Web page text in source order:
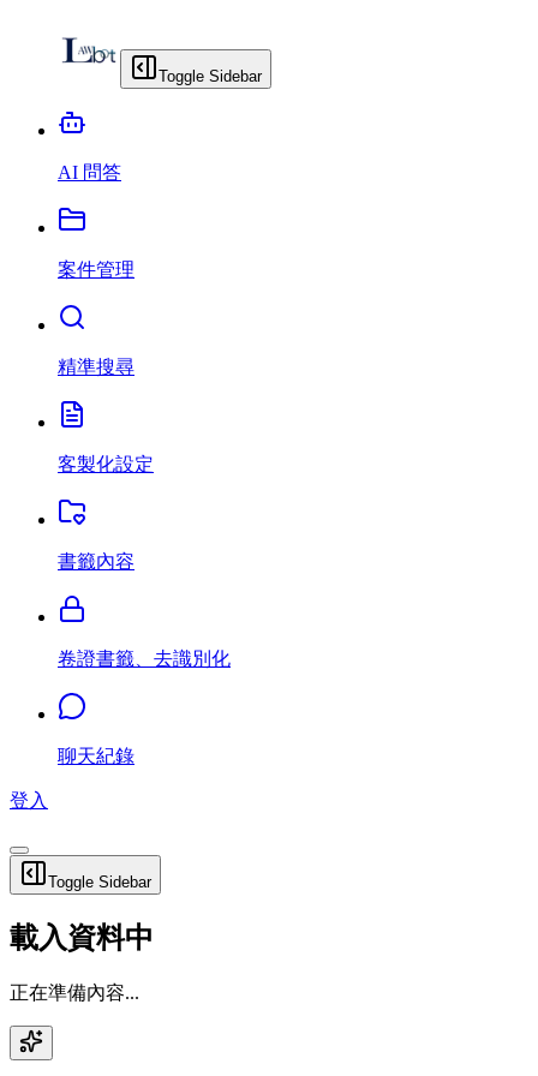
Toggle Sidebar
AI 問答
案件管理
精準搜尋
客製化設定
書籤內容
卷證書籤、去識別化
聊天紀錄
登入
Toggle Sidebar
載入資料中
正在準備內容...